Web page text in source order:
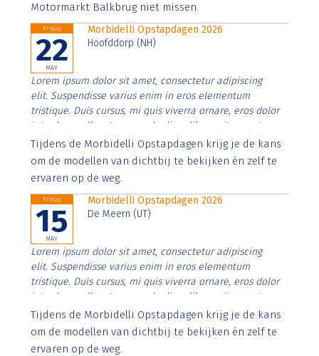
Motormarkt Balkbrug niet missen.
Friday
22
MAY
Morbidelli Opstapdagen 2026
Hoofddorp (NH)
Lorem ipsum dolor sit amet, consectetur adipiscing
elit. Suspendisse varius enim in eros elementum
tristique. Duis cursus, mi quis viverra ornare, eros dolor
interdum nulla, ut commodo diam libero vitae erat.
Aenean faucibus nibh et justo cursus id rutrum lorem
imperdiet. Nunc ut sem vitae risus tristique posuere.
Tijdens de Morbidelli Opstapdagen krijg je de kans
om de modellen van dichtbij te bekijken én zelf te
ervaren op de weg.
Friday
15
MAY
Morbidelli Opstapdagen 2026
De Meern (UT)
Lorem ipsum dolor sit amet, consectetur adipiscing
elit. Suspendisse varius enim in eros elementum
tristique. Duis cursus, mi quis viverra ornare, eros dolor
interdum nulla, ut commodo diam libero vitae erat.
Aenean faucibus nibh et justo cursus id rutrum lorem
imperdiet. Nunc ut sem vitae risus tristique posuere.
Tijdens de Morbidelli Opstapdagen krijg je de kans
om de modellen van dichtbij te bekijken én zelf te
ervaren op de weg.